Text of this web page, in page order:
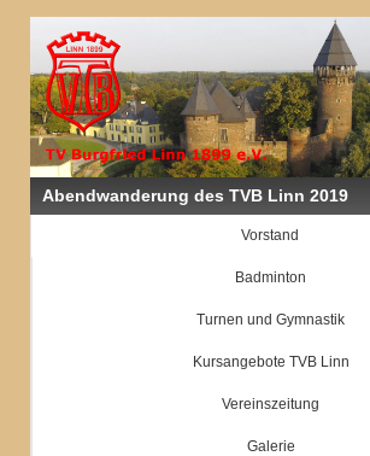
Abendwanderung des TVB Linn 2019
Vorstand
Badminton
Turnen und Gymnastik
Kursangebote TVB Linn
Vereinszeitung
Galerie